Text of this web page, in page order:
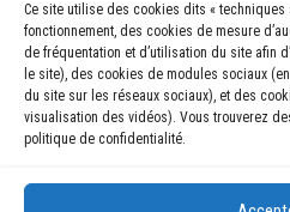
Ce site utilise des cookies dits « techniques
fonctionnement, des cookies de mesure
de fréquentation et d’utilisation du site afin
le site), des cookies de modules sociaux
du site sur les réseaux sociaux), et des
visualisation des vidéos). Vous trouverez
politique de confidentialité.
Montréal (QC) H3C 0B4
(514) 284-0211